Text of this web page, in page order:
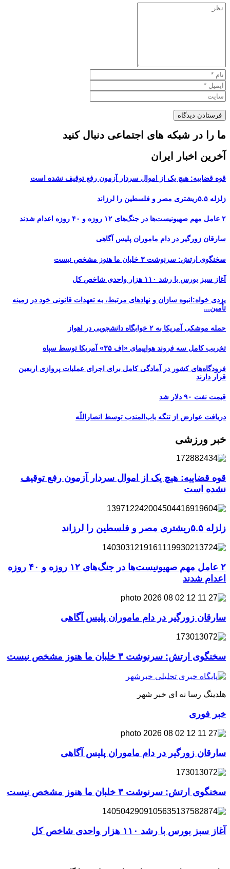
ما را در شبکه های اجتماعی دنبال کنید
آخرین اخبار ایران
قوه قضاییه: هیچ یک از اموال سردار آزمون رفع توقیف نشده است
زلزله ۵.۵ریشتری مصر و فلسطین را لرزاند
۲ عامل مهم صهیونیست‌ها در جنگ‌های ۱۲ روزه و ۴۰ روزه اعدام شدند
سارقان زورگیر در دام ماموران پلیس آگاهی
سخنگوی ارتش: سرنوشت ۳ خلبان ما هنوز مشخص نیست
آغاز سبز بورس با رشد ۱۱۰ هزار واحدی شاخص کل
یزدی خواه:انبوه سازان و نهادهای مرتبط، به تعهدات قانونی خود در زمینه
تأمین...
حمله موشکی آمریکا به ۲ خوابگاه دانشجویی در اهواز
تخریب کامل سه فروند هواپیمای «اِف ۳۵» آمریکا توسط سپاه
فرودگاه‌های کشور در آمادگی کامل برای اجرای عملیات پروازی اربعین
قرار دارند
قیمت نفت ۹۰ دلار شد
دریافت عوارض از تنگه باب‌المندب توسط انصاراللّه
خبر ورزشی
قوه قضاییه: هیچ یک از اموال سردار آزمون رفع توقیف
نشده است
زلزله ۵.۵ریشتری مصر و فلسطین را لرزاند
۲ عامل مهم صهیونیست‌ها در جنگ‌های ۱۲ روزه و ۴۰ روزه
اعدام شدند
سارقان زورگیر در دام ماموران پلیس آگاهی
سخنگوی ارتش: سرنوشت ۳ خلبان ما هنوز مشخص نیست
هلدینگ رسا نه ای خبر شهر
خبر فوری
سارقان زورگیر در دام ماموران پلیس آگاهی
سخنگوی ارتش: سرنوشت ۳ خلبان ما هنوز مشخص نیست
آغاز سبز بورس با رشد ۱۱۰ هزار واحدی شاخص کل